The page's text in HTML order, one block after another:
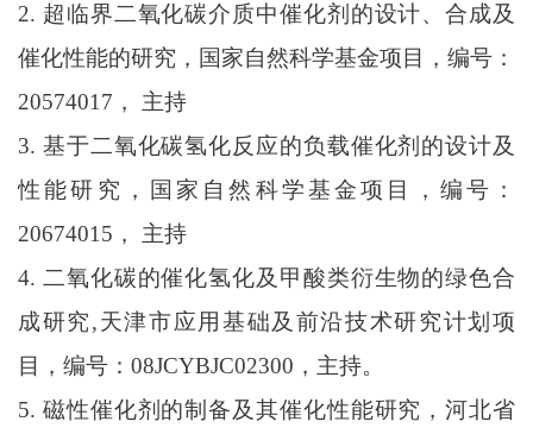
2. 超临界二氧化碳介质中催化剂的设计、合成及
催化性能的研究，国家自然科学基金项目，编号：
20574017， 主持
3. 基于二氧化碳氢化反应的负载催化剂的设计及
性能研究，
国家自然科学基金项目， 编号：
20674015，
主持
4. 二氧化碳的催化氢化及甲酸类衍生物的绿色合
成研究,天津市应用基础及前沿技术研究计划项
目，编号：08JCYBJC02300，主持。
5. 磁性催化剂的制备及其催化性能研究，河北省